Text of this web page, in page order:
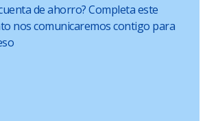
de ahorro? Completa este
nos comunicaremos contigo para